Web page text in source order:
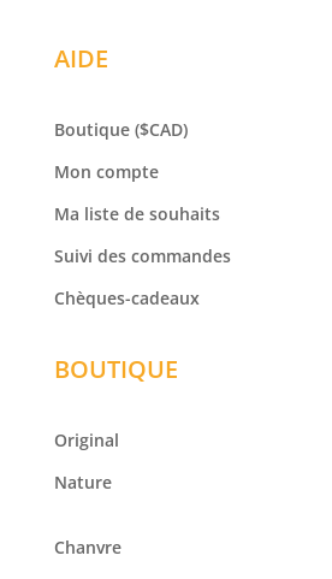
AIDE
Boutique($CAD)
Mon compte
Ma liste de souhaits
Suivi des commandes
Chèques-cadeaux
BOUTIQUE
Original
Nature
Chanvre